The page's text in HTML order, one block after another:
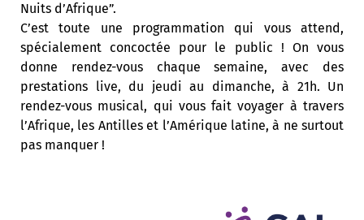
Nuits d’Afrique”.
C’est toute une programmation qui vous attend,
spécialement concoctée pour le public ! On vous
donne rendez-vous chaque semaine, avec des
prestations live, du jeudi au dimanche, à 21h. Un
rendez-vous musical, qui vous fait voyager à travers
l’Afrique, les Antilles et l’Amérique latine, à ne surtout
pas manquer !